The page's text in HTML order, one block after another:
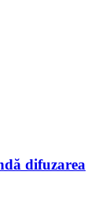
difuzarea